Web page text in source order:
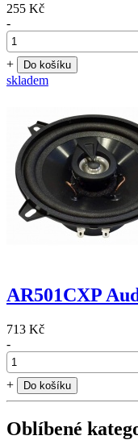
255 Kč
-
+ Do košíku
skladem
AR501CXP
713 Kč
-
+ Do košíku
Oblíbené